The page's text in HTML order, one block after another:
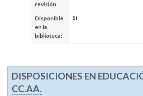
revisión
Disponible
en la
biblioteca:
Sí
DISPOSICIONES EN
CC.AA.